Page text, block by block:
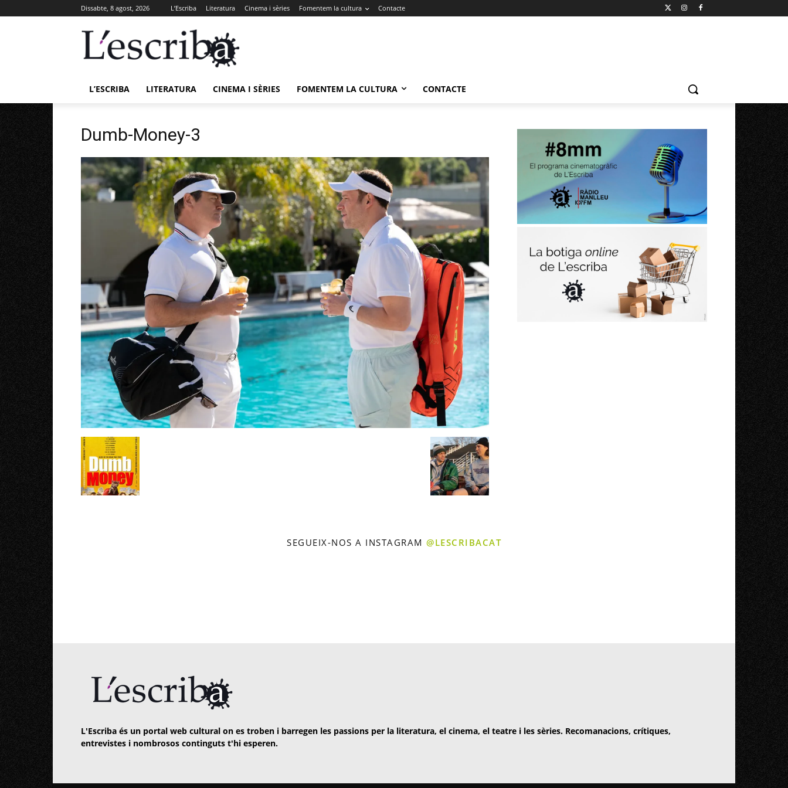
Dissabte, 8 agost, 2026 L’Escriba Literatura Cinema i sèries Fomentem la cultura Contacte
L’ESCRIBA LITERATURA CINEMA I SÈRIES FOMENTEM LA CULTURA CONTACTE
Dumb-Money-3
SEGUEIX-NOS A INSTAGRAM @LESCRIBACAT
L'Escriba és un portal web cultural on es troben i barregen les passions per la literatura, el cinema, el teatre i les sèries. Recomanacions, crítiques,
entrevistes i nombrosos continguts t'hi esperen.